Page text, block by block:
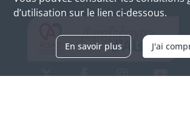
d’utilisation sur le lien ci-dessous.
En savoir plus J'ai